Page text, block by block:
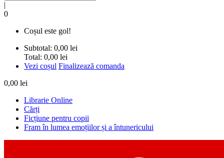
|
0
Coșul este gol!
Subtotal: 0,00 lei
Total: 0,00 lei
Vezi coșul Finalizează comanda
0,00 lei
Librarie Online
Cărți
Ficțiune pentru copii
Fram în lumea emoțiilor și a întunericului